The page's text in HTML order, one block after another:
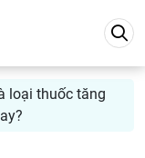
loại thuốc tăng